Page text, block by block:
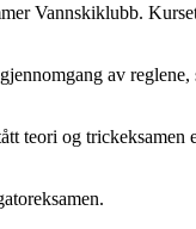
Vannskiklubb.
av
teori og trickeksamen